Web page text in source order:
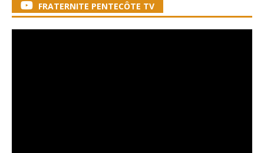
FRATERNITE PENTECÔTE TV